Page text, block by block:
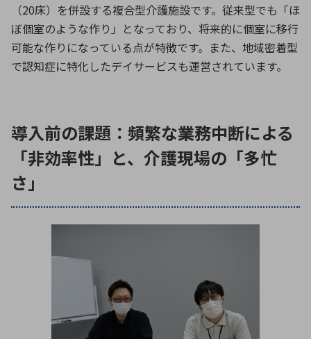
（20床）を併設する複合型介護施設です。従来型でも「ほ
ぼ個室のような作り」となっており、将来的に個室に移行
可能な作りになっている点が特徴です。また、地域密着型
で認知症に特化したデイサービスも運営されています。
導入前の課題：頻繁な業務中断による
「非効率性」と、介護現場の「多忙
さ」